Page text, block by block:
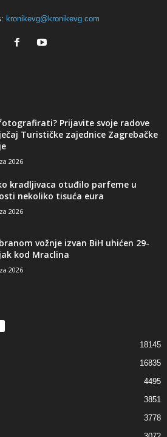
kronikevg@kronikevg.com
Prijavite svoje radove
Turističke zajednice Zagrebačke
2026
kradljivaca otuđilo parfeme u
nekoliko tisuća eura
2026
vožnje izvan BiH uhićen 29-
kod Mraclina
2026
18145
16835
4495
3851
3778